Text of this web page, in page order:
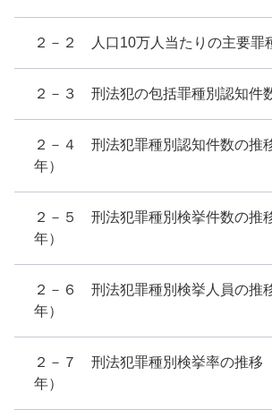
２－２ 人口10万人当たりの主要罪
２－３ 刑法犯の包括罪種別認知件
２－４ 刑法犯罪種別認知件数の推
年）
２－５ 刑法犯罪種別検挙件数の推
年）
２－６ 刑法犯罪種別検挙人員の推
年）
２－７ 刑法犯罪種別検挙率の推移
年）